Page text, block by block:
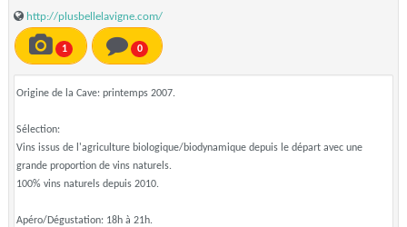
http://plusbellelavigne.com/
1 0
Origine de la Cave: printemps 2007.
Sélection:
Vins issus de l'agriculture biologique/biodynamique depuis le départ avec une
grande proportion de vins naturels.
100% vins naturels depuis 2010.
Apéro/Dégustation: 18h à 21h.